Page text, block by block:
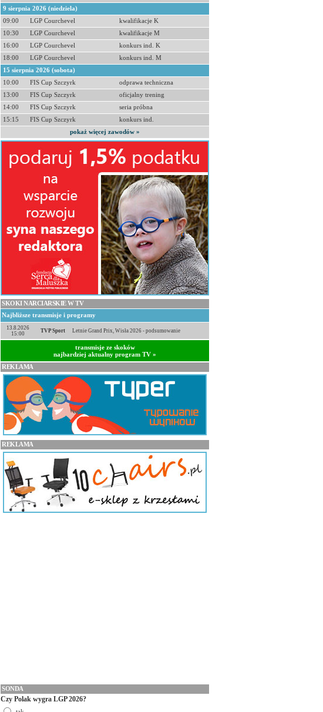
9 sierpnia 2026 (niedziela)
09:00
LGP Courchevel
kwalifikacje K
10:30
LGP Courchevel
kwalifikacje M
16:00
LGP Courchevel
konkurs ind. K
18:00
LGP Courchevel
konkurs ind. M
15 sierpnia 2026 (sobota)
10:00
FIS Cup Szczyrk
odprawa techniczna
13:00
FIS Cup Szczyrk
oficjalny trening
14:00
FIS Cup Szczyrk
seria próbna
15:15
FIS Cup Szczyrk
konkurs ind.
pokaż więcej zawodów »
SKOKI NARCIARSKIE W TV
Najbliższe transmisje i programy
13.8.2026
15:00
TVP Sport Letnie Grand Prix, Wisła 2026 - podsumowanie
transmisje ze skoków
najbardziej aktualny program TV »
REKLAMA
REKLAMA
SONDA
Czy Polak wygra LGP 2026?